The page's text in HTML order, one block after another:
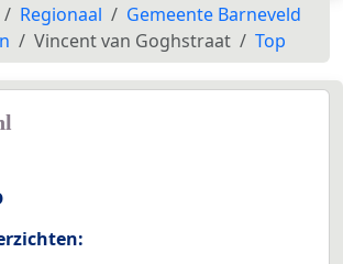
Regionaal
Gemeente Barneveld
Vincent van Goghstraat Top